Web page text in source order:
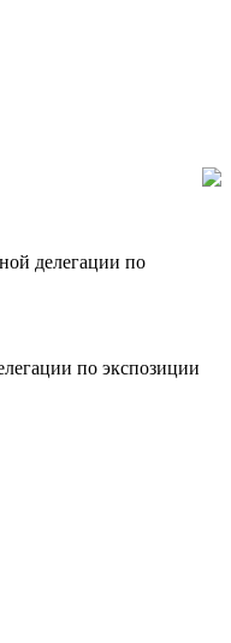
делегации по
по экспозиции